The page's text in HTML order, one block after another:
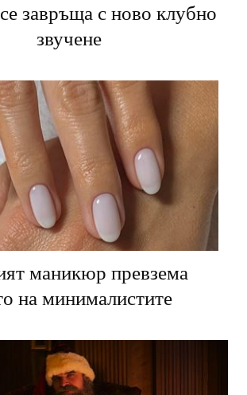
завръща с ново клубно
звучене
маникюр превзема
на минималистите